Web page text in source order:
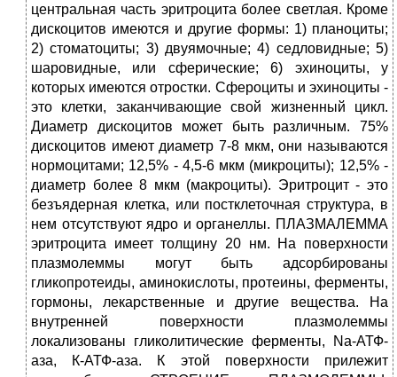
центральная часть эритроцита более светлая. Кроме
дискоцитов имеются и другие формы: 1) планоциты;
2) стоматоциты; 3) двуямочные; 4) седловидные; 5)
шаровидные, или сферические; 6) эхиноциты, у
которых имеются отростки. Сфероциты и эхиноциты -
это клетки, заканчивающие свой жизненный цикл.
Диаметр дискоцитов может быть различным. 75%
дискоцитов имеют диаметр 7-8 мкм, они называются
нормоцитами; 12,5% - 4,5-6 мкм (микроциты); 12,5% -
диаметр более 8 мкм (макроциты). Эритроцит - это
безъядерная клетка, или постклеточная структура, в
нем отсутствуют ядро и органеллы. ПЛАЗМАЛЕММА
эритроцита имеет толщину 20 нм. На поверхности
плазмолеммы могут быть адсорбированы
гликопротеиды, аминокислоты, протеины, ферменты,
гормоны, лекарственные и другие вещества. На
внутренней поверхности плазмолеммы
локализованы гликолитические ферменты, Na-АТФ-
аза, К-АТФ-аза. К этой поверхности прилежит